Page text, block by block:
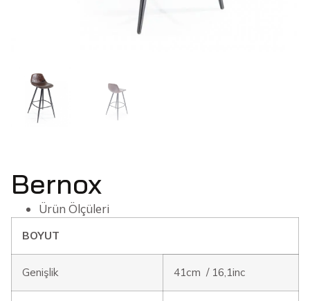
Bernox
Ürün Ölçüleri
BOYUT
Genişlik 41cm / 16,1inc